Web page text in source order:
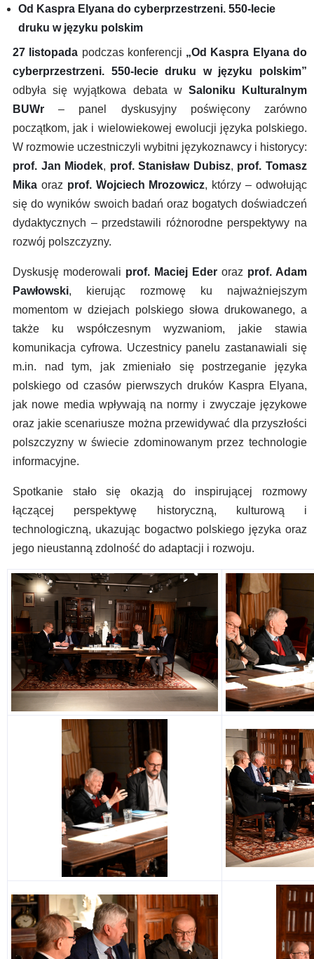
Od Kaspra Elyana do cyberprzestrzeni. 550-lecie
druku w języku polskim
27 listopada podczas konferencji „Od Kaspra Elyana do
cyberprzestrzeni. 550-lecie druku w języku polskim”
odbyła się wyjątkowa debata w Saloniku Kulturalnym
BUWr – panel dyskusyjny poświęcony zarówno
początkom, jak i wielowiekowej ewolucji języka polskiego.
W rozmowie uczestniczyli wybitni językoznawcy i historycy:
prof. Jan Miodek, prof. Stanisław Dubisz, prof. Tomasz
Mika oraz prof. Wojciech Mrozowicz, którzy – odwołując
się do wyników swoich badań oraz bogatych doświadczeń
dydaktycznych – przedstawili różnorodne perspektywy na
rozwój polszczyzny.
Dyskusję moderowali prof. Maciej Eder oraz prof. Adam
Pawłowski, kierując rozmowę ku najważniejszym
momentom w dziejach polskiego słowa drukowanego, a
także ku współczesnym wyzwaniom, jakie stawia
komunikacja cyfrowa. Uczestnicy panelu zastanawiali się
m.in. nad tym, jak zmieniało się postrzeganie języka
polskiego od czasów pierwszych druków Kaspra Elyana,
jak nowe media wpływają na normy i zwyczaje językowe
oraz jakie scenariusze można przewidywać dla przyszłości
polszczyzny w świecie zdominowanym przez technologie
informacyjne.
Spotkanie stało się okazją do inspirującej rozmowy
łączącej perspektywę historyczną, kulturową i
technologiczną, ukazując bogactwo polskiego języka oraz
jego nieustanną zdolność do adaptacji i rozwoju.